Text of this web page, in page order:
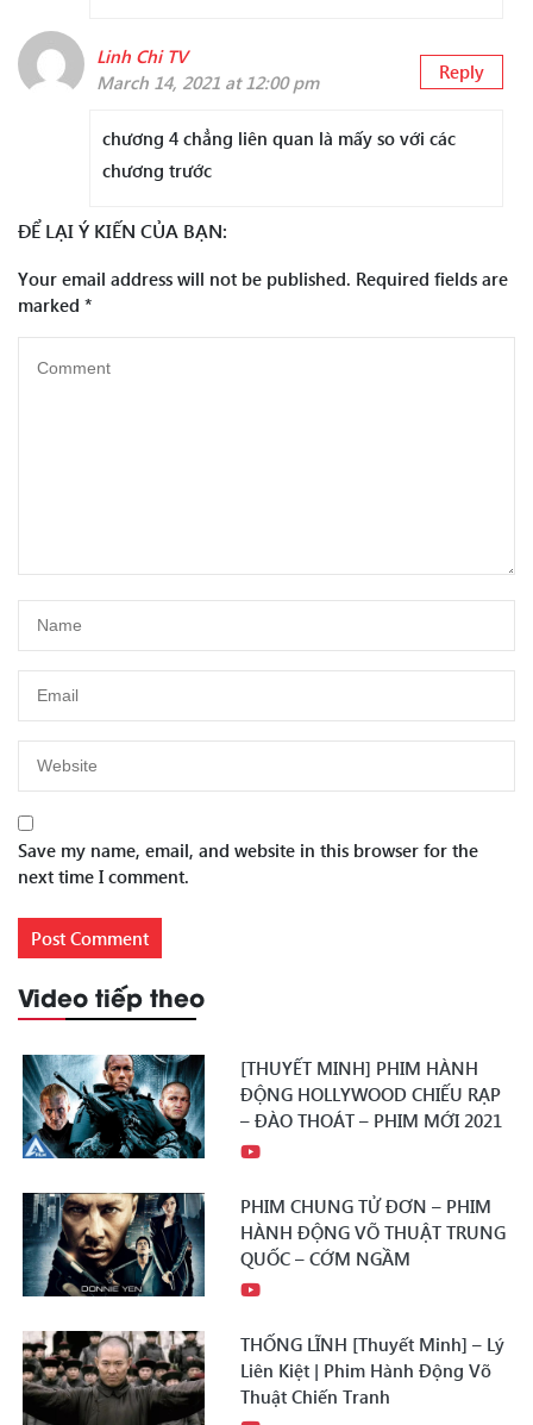
Linh Chi TV
March 14, 2021 at 12:00 pm
Reply
chương 4 chẳng liên quan là mấy so với các
chương trước
ĐỂ LẠI Ý KIẾN CỦA BẠN:
Your email address will not be published. Required fields are
marked *
Save my name, email, and website in this browser for the
next time I comment.
Video tiếp theo
[THUYẾT MINH] PHIM HÀNH
ĐỘNG HOLLYWOOD CHIẾU RẠP
– ĐÀO THOÁT – PHIM MỚI 2021
PHIM CHUNG TỬ ĐƠN – PHIM
HÀNH ĐỘNG VÕ THUẬT TRUNG
QUỐC – CỚM NGẦM
THỐNG LĨNH [Thuyết Minh] – Lý
Liên Kiệt | Phim Hành Động Võ
Thuật Chiến Tranh